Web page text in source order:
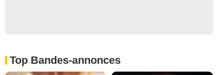
Top Bandes-annonces